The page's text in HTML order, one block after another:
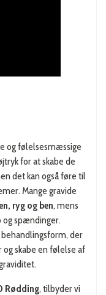
og følelsesmæssige
for at skabe de
det kan også føre til
Mange gravide
ryg og ben, mens
spændinger.
der
skabe en følelse af
Rødding, tilbyder vi